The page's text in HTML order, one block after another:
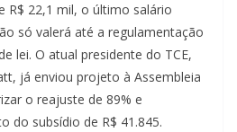
R$ 22,1 mil, o último salário
só valerá até a regulamentação
lei. O atual presidente do TCE,
já enviou projeto à Assembleia
o reajuste de 89% e
do subsídio de R$ 41.845.